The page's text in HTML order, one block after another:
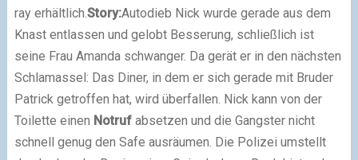
ray erhältlich. Story:Autodieb Nick wurde gerade aus dem
Knast entlassen und gelobt Besserung, schließlich ist
seine Frau Amanda schwanger. Da gerät er in den nächsten
Schlamassel: Das Diner, in dem er sich gerade mit Bruder
Patrick getroffen hat, wird überfallen. Nick kann von der
Toilette einen Notrufabsetzen und die Gangster nicht
schnell genug den Safe ausräumen. Die Polizei umstellt